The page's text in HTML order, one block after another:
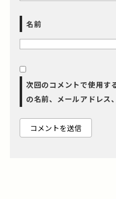
名前
次回のコメントで使用す
の名前、メールアドレス